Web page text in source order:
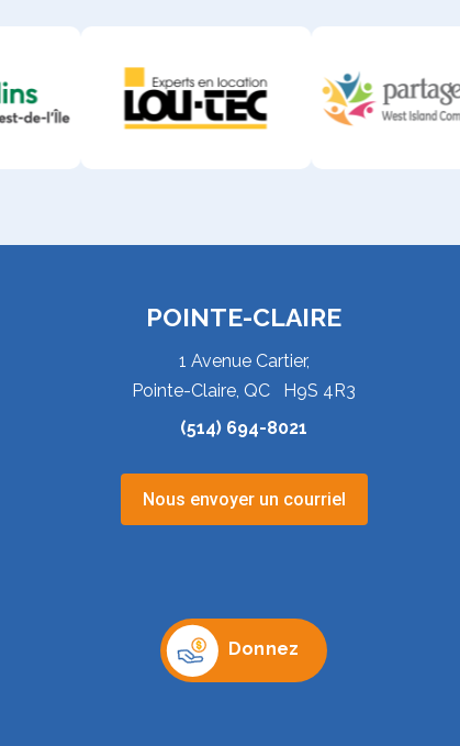
POINTE-CLAIRE
1 Avenue Cartier,
Pointe-Claire, QC H9S 4R3
(514) 694-8021
Nous envoyer un courriel
Donnez